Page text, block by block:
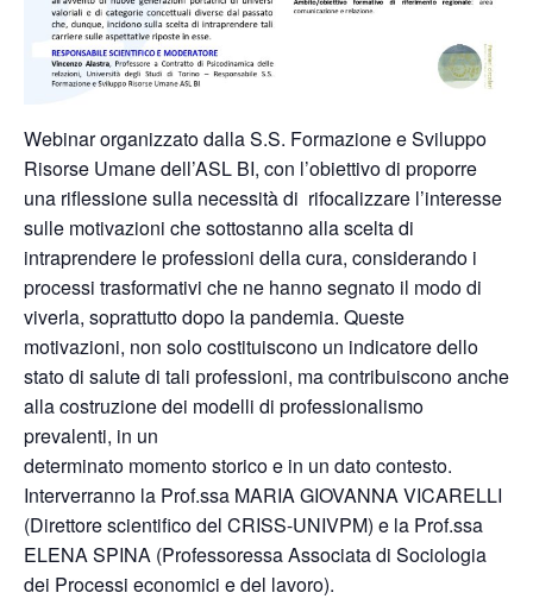
Webinar organizzato dalla S.S. Formazione e Sviluppo
Risorse Umane dell’ASL BI, con l’obiettivo di proporre
una riflessione sulla necessità di rifocalizzare l’interesse
sulle motivazioni che sottostanno alla scelta di
intraprendere le professioni della cura, considerando i
processi trasformativi che ne hanno segnato il modo di
viverla, soprattutto dopo la pandemia. Queste
motivazioni, non solo costituiscono un indicatore dello
stato di salute di tali professioni, ma contribuiscono anche
alla costruzione dei modelli di professionalismo
prevalenti, in un
determinato momento storico e in un dato contesto.
Interverranno la Prof.ssa MARIA GIOVANNA VICARELLI
(Direttore scientifico del CRISS-UNIVPM) e la Prof.ssa
ELENA SPINA (Professoressa Associata di Sociologia
dei Processi economici e del lavoro).